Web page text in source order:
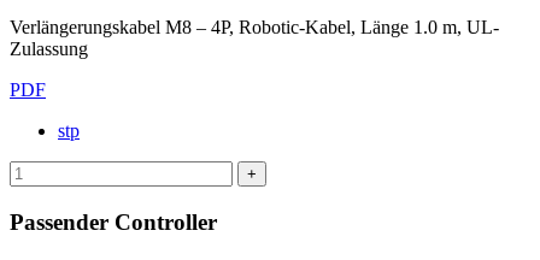
Verlängerungskabel M8 – 4P, Robotic-Kabel, Länge 1.0 m, UL-
Zulassung
PDF
stp
Passender Controller